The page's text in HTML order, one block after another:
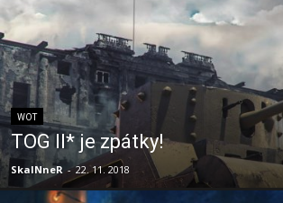
WOT
TOG II* je zpátky!
SkaINneR - 22. 11. 2018